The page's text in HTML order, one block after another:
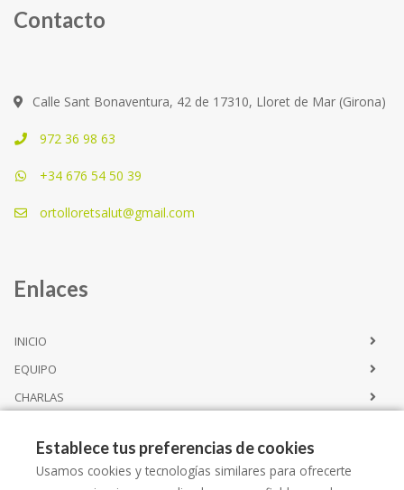
Contacto
Calle Sant Bonaventura, 42 de 17310, Lloret de Mar (Girona)
972 36 98 63
+34 676 54 50 39
ortolloretsalut@gmail.com
Enlaces
INICIO
EQUIPO
CHARLAS
Establece tus preferencias de cookies
Usamos cookies y tecnologías similares para ofrecerte